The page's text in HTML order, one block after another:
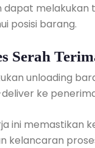
dapat melakukan
posisi barang.
Serah
unloading
ke
ini memastikan
kelancaran